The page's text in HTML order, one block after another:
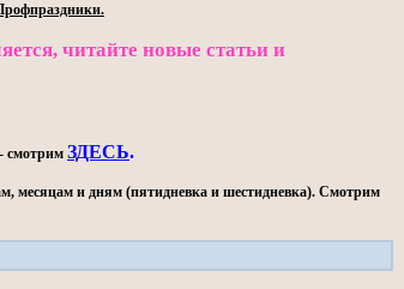
читайте новые статьи и
смотрим ЗДЕСЬ.
месяцам и дням (пятидневка и шестидневка). Смотрим